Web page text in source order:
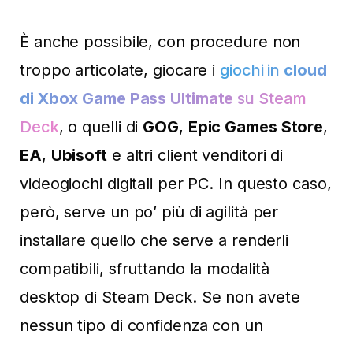
È anche possibile, con procedure non
troppo articolate, giocare i giochi in cloud
di Xbox Game Pass Ultimate su Steam
Deck, o quelli di GOG, Epic Games Store,
EA, Ubisoft e altri client venditori di
videogiochi digitali per PC. In questo caso,
però, serve un po’ più di agilità per
installare quello che serve a renderli
compatibili, sfruttando la modalità
desktop di Steam Deck. Se non avete
nessun tipo di confidenza con un